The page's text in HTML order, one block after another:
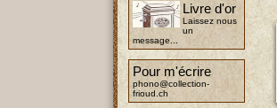
Livre d'or
Laissez nous
un
message...
Pour m'écrire
phono@collection-
frioud.ch